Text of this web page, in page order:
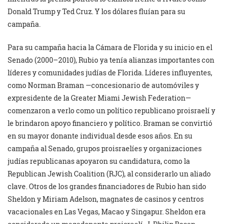
Donald Trump y Ted Cruz. Y los dólares fluían para su
campaña.
Para su campaña hacia la Cámara de Florida y su inicio en el
Senado (2000–2010), Rubio ya tenía alianzas importantes con
líderes y comunidades judías de Florida. Líderes influyentes,
como Norman Braman —concesionario de automóviles y
expresidente de la Greater Miami Jewish Federation—
comenzaron a verlo como un político republicano proisraelí y
le brindaron apoyo financiero y político. Braman se convirtió
en su mayor donante individual desde esos años. En su
campaña al Senado, grupos proisraelíes y organizaciones
judías republicanas apoyaron su candidatura, como la
Republican Jewish Coalition (RJC), al considerarlo un aliado
clave. Otros de los grandes financiadores de Rubio han sido
Sheldon y Miriam Adelson, magnates de casinos y centros
vacacionales en Las Vegas, Macao y Singapur. Sheldon era